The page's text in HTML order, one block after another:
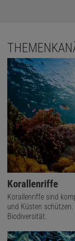
Korallenriffe
Korallenriffe sind
und Küsten
Biodiversität.